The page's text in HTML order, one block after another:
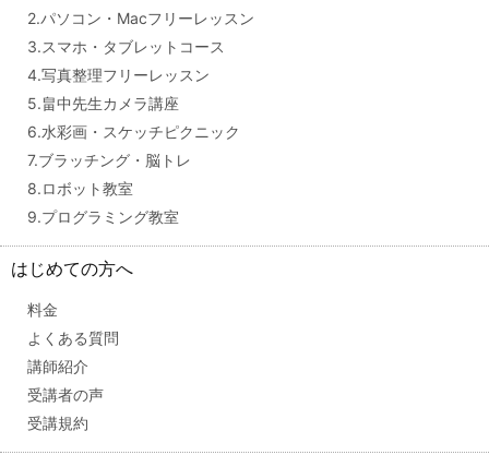
2.パソコン・Macフリーレッスン
3.スマホ・タブレットコース
4.写真整理フリーレッスン
5.畠中先生カメラ講座
6.水彩画・スケッチピクニック
7.ブラッチング・脳トレ
8.ロボット教室
9.プログラミング教室
はじめての方へ
料金
よくある質問
講師紹介
受講者の声
受講規約